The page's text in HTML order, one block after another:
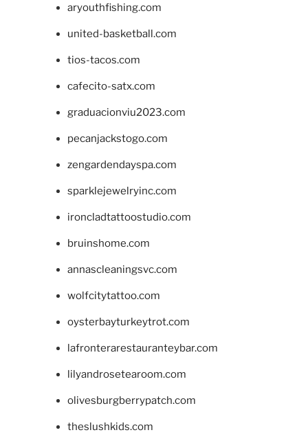
aryouthfishing.com
united-basketball.com
tios-tacos.com
cafecito-satx.com
graduacionviu2023.com
pecanjackstogo.com
zengardendayspa.com
sparklejewelryinc.com
ironcladtattoostudio.com
bruinshome.com
annascleaningsvc.com
wolfcitytattoo.com
oysterbayturkeytrot.com
lafronterarestauranteybar.com
lilyandrosetearoom.com
olivesburgberrypatch.com
theslushkids.com